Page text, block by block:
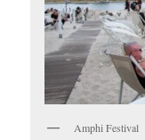
Amphi Festival